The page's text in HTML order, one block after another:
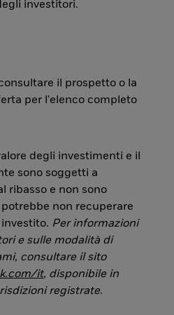
investitori.
il prospetto o la
per l'elenco completo
degli investimenti e il
sono soggetti a
ribasso e non sono
non recuperare
Per informazioni
e sulle modalità di
consultare il sito
it, disponibile in
registrate.